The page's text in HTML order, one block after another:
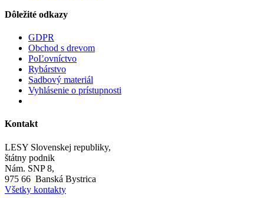
Dôležité odkazy
GDPR
Obchod s drevom
PoĽovníctvo
Rybárstvo
Sadbový materiál
Vyhlásenie o prístupnosti
Kontakt
LESY Slovenskej republiky,
štátny podnik
Nám. SNP 8,
975 66 Banská Bystrica
Všetky kontakty